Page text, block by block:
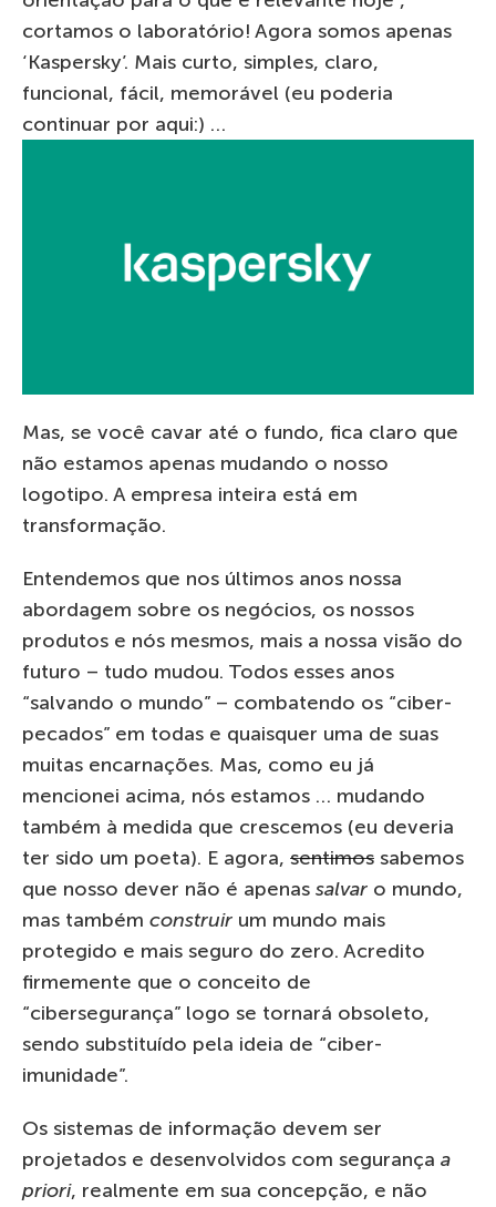
cortamos o laboratório! Agora somos apenas
‘Kaspersky’. Mais curto, simples, claro,
funcional, fácil, memorável (eu poderia
continuar por aqui:) …
Mas, se você cavar até o fundo, fica claro que
não estamos apenas mudando o nosso
logotipo. A empresa inteira está em
transformação.
Entendemos que nos últimos anos nossa
abordagem sobre os negócios, os nossos
produtos e nós mesmos, mais a nossa visão do
futuro – tudo mudou. Todos esses anos
“salvando o mundo” – combatendo os “ciber-
pecados” em todas e quaisquer uma de suas
muitas encarnações. Mas, como eu já
mencionei acima, nós estamos … mudando
também à medida que crescemos (eu deveria
ter sido um poeta). E agora, sentimos sabemos
que nosso dever não é apenas salvar o mundo,
mas também construir um mundo mais
protegido e mais seguro do zero. Acredito
firmemente que o conceito de
“cibersegurança” logo se tornará obsoleto,
sendo substituído pela ideia de “ciber-
imunidade”.
Os sistemas de informação devem ser
projetados e desenvolvidos com segurança a
priori, realmente em sua concepção, e não